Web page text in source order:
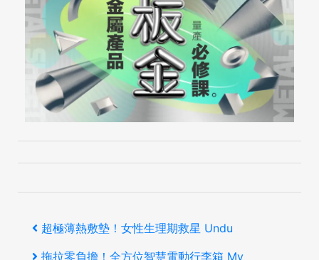
章 上
一
超極薄熱敷墊！女性生理期救星 Undu
下
拖拉零負擔！全方位智慧電動行李箱 My